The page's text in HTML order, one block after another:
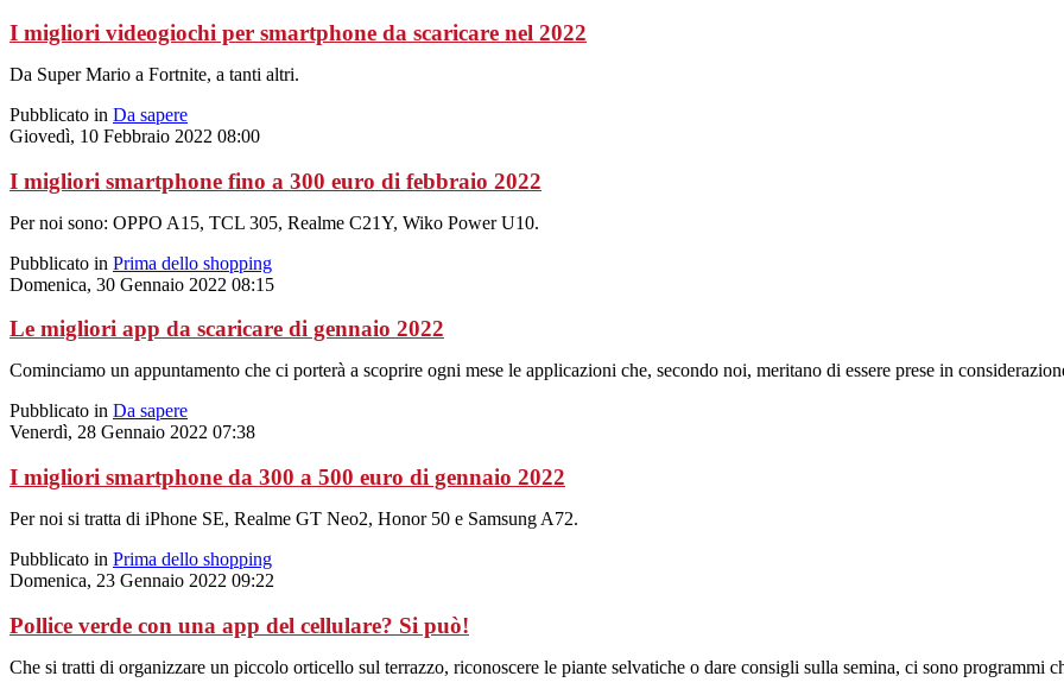
I migliori videogiochi per smartphone da scaricare nel 2022
Da Super Mario a Fortnite, a tanti altri.
Pubblicato in Da sapere
Giovedì, 10 Febbraio 2022 08:00
I migliori smartphone fino a 300 euro di febbraio 2022
Per noi sono: OPPO A15, TCL 305, Realme C21Y, Wiko Power U10.
Pubblicato in Prima dello shopping
Domenica, 30 Gennaio 2022 08:15
Le migliori app da scaricare di gennaio 2022
Cominciamo un appuntamento che ci porterà a scoprire ogni mese le applicazioni che, secondo noi, meritano di essere prese in
Pubblicato in Da sapere
Venerdì, 28 Gennaio 2022 07:38
I migliori smartphone da 300 a 500 euro di gennaio 2022
Per noi si tratta di iPhone SE, Realme GT Neo2, Honor 50 e Samsung A72.
Pubblicato in Prima dello shopping
Domenica, 23 Gennaio 2022 09:22
Pollice verde con una app del cellulare? Si può!
Che si tratti di organizzare un piccolo orticello sul terrazzo, riconoscere le piante selvatiche o dare consigli sulla semina, ci sono programmi